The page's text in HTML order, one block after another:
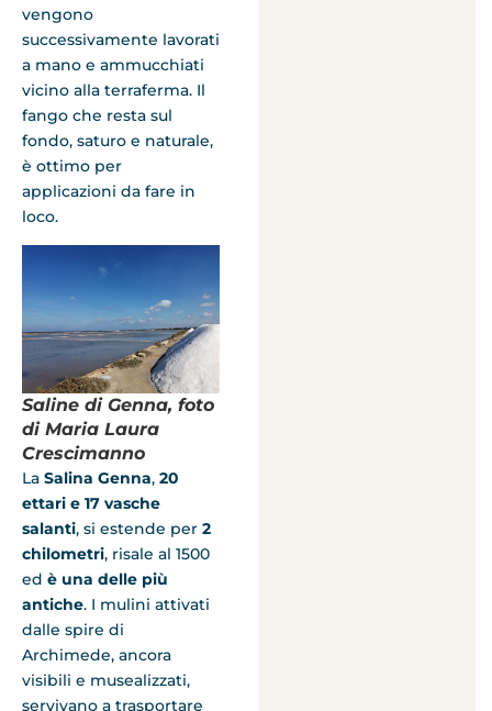
vengono
successivamente lavorati
a mano e ammucchiati
vicino alla terraferma. Il
fango che resta sul
fondo, saturo e naturale,
è ottimo per
applicazioni da fare in
loco.
Saline di Genna, foto
di Maria Laura
Crescimanno
La Salina Genna, 20
ettari e 17 vasche
salanti, si estende per 2
chilometri, risale al 1500
ed è una delle più
antiche. I mulini attivati
dalle spire di
Archimede, ancora
visibili e musealizzati,
servivano a trasportare